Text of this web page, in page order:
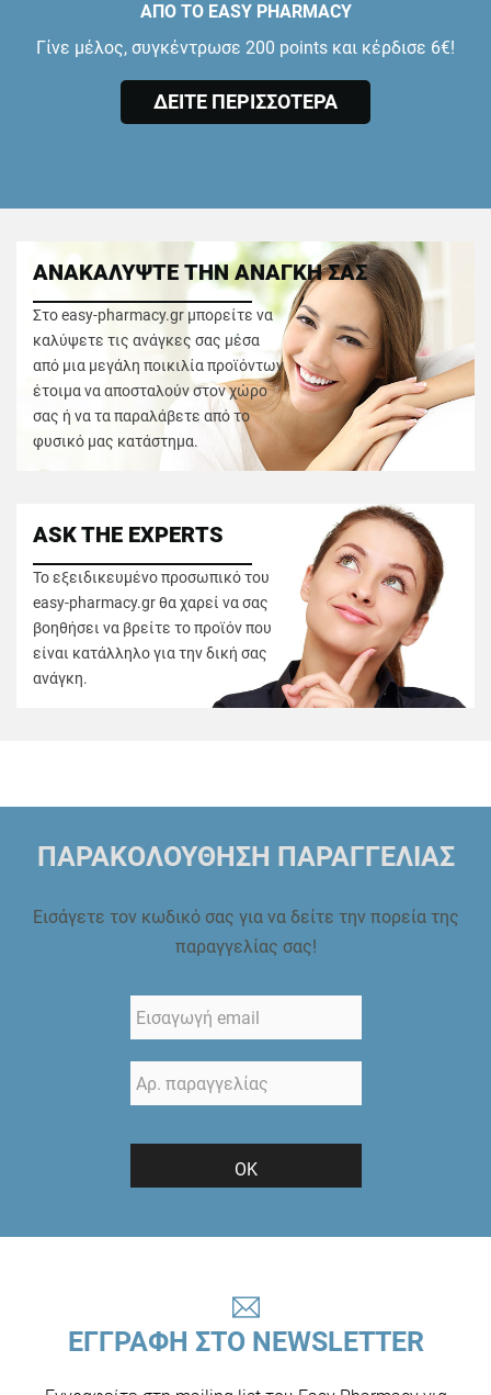
ΑΠΟ ΤΟ EASY PHARMACY
Γίνε μέλος, συγκέντρωσε 200 points και κέρδισε 6€!
ΔΕΙΤΕ ΠΕΡΙΣΣΟΤΕΡΑ
ΑΝΑΚΑΛΥΨΤΕ ΤΗΝ ΑΝΑΓΚΗ ΣΑΣ
Στο easy-pharmacy.gr μπορείτε να
καλύψετε τις ανάγκες σας μέσα
από μια μεγάλη ποικιλία προϊόντων
έτοιμα να αποσταλούν στον χώρο
σας ή να τα παραλάβετε από το
φυσικό μας κατάστημα.
ASK THE EXPERTS
Το εξειδικευμένο προσωπικό του
easy-pharmacy.gr θα χαρεί να σας
βοηθήσει να βρείτε το προϊόν που
είναι κατάλληλο για την δική σας
ανάγκη.
ΠΑΡΑΚΟΛΟΥΘΗΣΗ ΠΑΡΑΓΓΕΛΙΑΣ
Εισάγετε τον κωδικό σας για να δείτε την πορεία της
παραγγελίας σας!
ΟΚ
ΕΓΓΡΑΦΗ ΣΤΟ NEWSLETTER